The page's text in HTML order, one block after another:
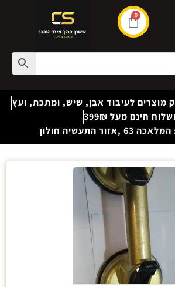
0
מוצרים לעיבוד אבן, שיש, ומתכת, ועץ
חינם מעל 399₪
התעשיה חולון